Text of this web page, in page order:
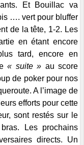
Et Bouillac va
…. vert pour bluffer
de la tête, 1-2. Les
en étant encore
tard, encore en
« suite » au score
de poker pour nos
A l’image de
efforts pour cette
sont restés sur le
Les prochains
directs. Un